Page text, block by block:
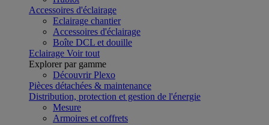
Accessoires d'éclairage
Eclairage chantier
Accessoires d'éclairage
Boîte DCL et douille
Eclairage Voir tout
Explorer par gamme
Découvrir Plexo
Pièces détachées & maintenance
Distribution, protection et gestion de l'énergie
Mesure
Armoires et coffrets